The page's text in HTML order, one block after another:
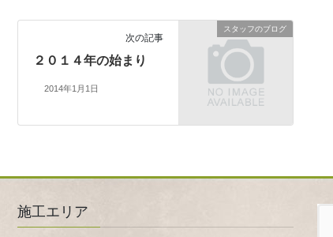
スタッフのブログ
次の記事
２０１４年の始まり
2014年1月1日
施工エリア